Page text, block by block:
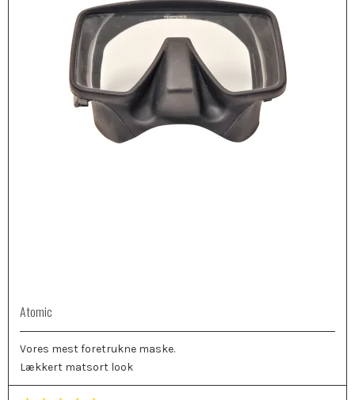
Atomic
Vores mest foretrukne maske.
Lækkert matsort look